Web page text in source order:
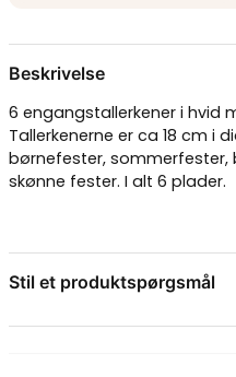
Beskrivelse
6 engangstallerkener i hvid
Tallerkenerne er ca 18 cm i
børnefester, sommerfester,
skønne fester. I alt 6 plader.
Stil et produktspørgsmål